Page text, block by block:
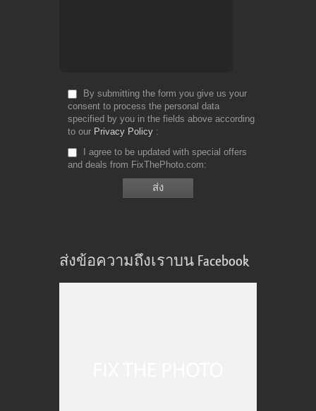
By submitting the form you give us your
consent to process the personal data
specified by you in the fields above according
to our Privacy Policy
I agree to be updated with special offers
and deals from FixThePhoto.com
ส่งข้อความถึงเราบน Facebook